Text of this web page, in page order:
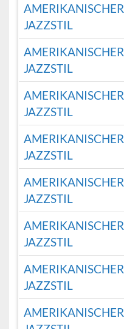
AMERIKANISCHER
JAZZSTIL
AMERIKANISCHER
JAZZSTIL
AMERIKANISCHER
JAZZSTIL
AMERIKANISCHER
JAZZSTIL
AMERIKANISCHER
JAZZSTIL
AMERIKANISCHER
JAZZSTIL
AMERIKANISCHER
JAZZSTIL
AMERIKANISCHER